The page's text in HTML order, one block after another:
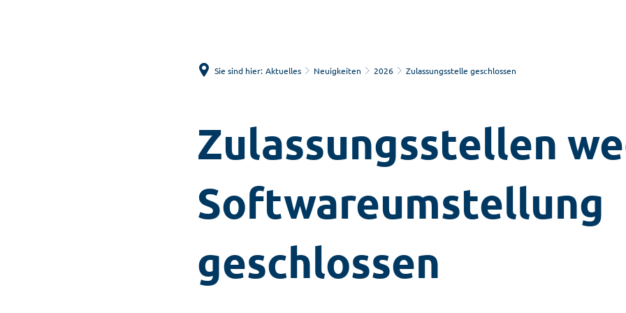
Sie sind hier: Aktuelles Neuigkeiten 2026 Zulassungsstelle geschlossen
Zulassungsstellen
Softwareumstellung
geschlossen